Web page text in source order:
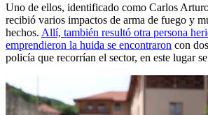
Uno de ellos, identificado como Carlos
recibió varios impactos de arma de fuego y
hechos. Allí, también resultó otra persona
emprendieron la huida se encontraron con
policía que recorrían el sector, en este lugar